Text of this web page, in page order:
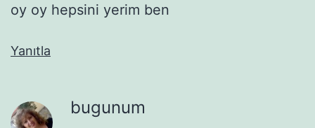
oy oy hepsini yerim ben
Yanıtla
bugunum